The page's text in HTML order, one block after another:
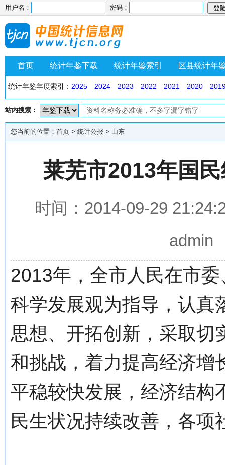
用户名： 密码：
首页 统计年鉴下载 统计年鉴索引 区县统计年
统计年鉴年度索引： 2025 2024 2023 2022 2021 2020
站内搜索：
您当前的位置： 首页 > 统计公报 > 山东
莱芜市2013年国
时间：2014-09-29
admin
2013年，全市人民在市
科学发展观为指导，认真
思想、开拓创新，采取切
和挑战，着力提高经济增
平稳较快发展，经济结构
民生状况持续改善，各项